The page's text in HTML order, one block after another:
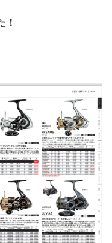
！